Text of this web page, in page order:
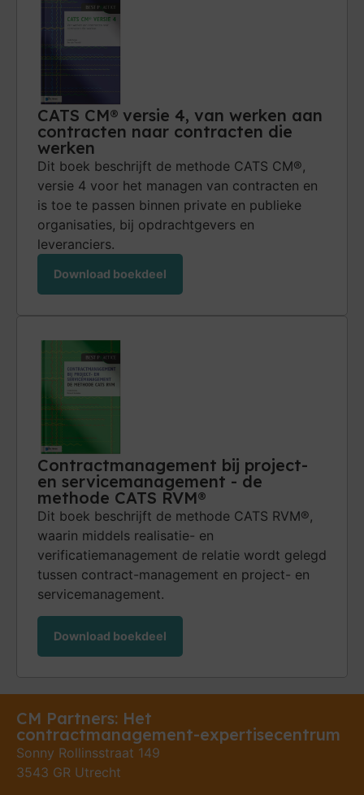
CATS CM® versie 4, van werken aan
contracten naar contracten die
werken
Dit boek beschrijft de methode CATS CM®,
versie 4 voor het managen van contracten en
is toe te passen binnen private en publieke
organi­saties, bij opdrachtgevers en
leveranciers.
Download boekdeel
Contractmanagement bij project-
en servicemanagement - de
methode CATS RVM®
Dit boek beschrijft de methode CATS RVM®,
waarin middels realisatie- en
verificatiemanagement de relatie wordt gelegd
tussen contract-management en project- en
servicemanagement.
Download boekdeel
CM Partners: Het
contractmanagement-expertisecentrum
Sonny Rollinsstraat 149
3543 GR Utrecht